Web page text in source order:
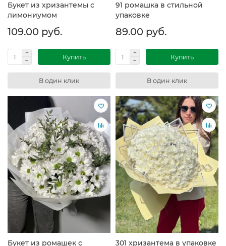
Букет из хризантемы с
лимониумом
109.00 руб.
Купить
В один клик
91 ромашка в стильной
упаковке
89.00 руб.
Купить
В один клик
Букет из ромашек с
301 хризантема в упаковке